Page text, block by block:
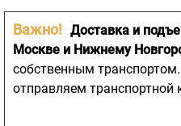
Важно! Доставка и
Москве и Нижнему
собственным
отправляем транспортной